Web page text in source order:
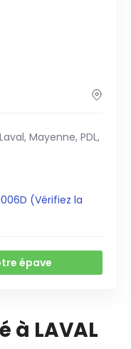
Mayenne, PDL,
(Vérifiez la
épave
à LAVAL